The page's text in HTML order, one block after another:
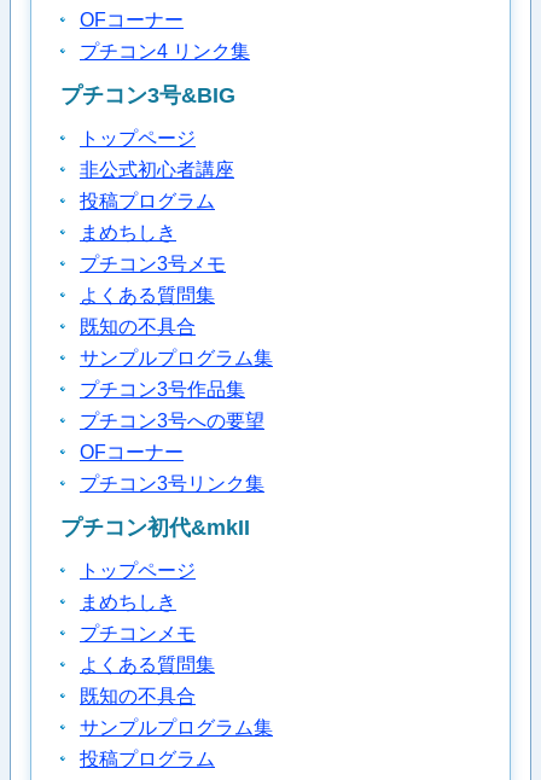
OFコーナー
プチコン4 リンク集
プチコン3号&BIG
トップページ
非公式初心者講座
投稿プログラム
まめちしき
プチコン3号メモ
よくある質問集
既知の不具合
サンプルプログラム集
プチコン3号作品集
プチコン3号への要望
OFコーナー
プチコン3号リンク集
プチコン初代&mkII
トップページ
まめちしき
プチコンメモ
よくある質問集
既知の不具合
サンプルプログラム集
投稿プログラム